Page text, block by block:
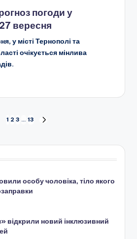
погоди у
вересня
у місті Тернополі та
очікується мінлива
1 2 3 … 13
особу чоловіка, тіло якого
відкрили новий інклюзивний